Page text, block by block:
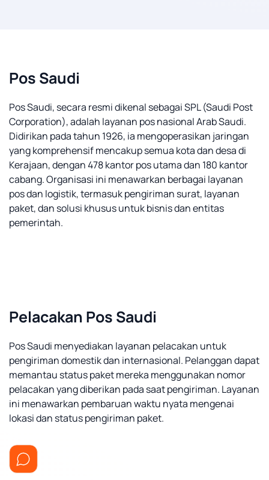
Pos Saudi
Pos Saudi, secara resmi dikenal sebagai SPL (Saudi Post
Corporation), adalah layanan pos nasional Arab Saudi.
Didirikan pada tahun 1926, ia mengoperasikan jaringan
yang komprehensif mencakup semua kota dan desa di
Kerajaan, dengan 478 kantor pos utama dan 180 kantor
cabang. Organisasi ini menawarkan berbagai layanan
pos dan logistik, termasuk pengiriman surat, layanan
paket, dan solusi khusus untuk bisnis dan entitas
pemerintah.
Pelacakan Pos Saudi
Pos Saudi menyediakan layanan pelacakan untuk
pengiriman domestik dan internasional. Pelanggan dapat
memantau status paket mereka menggunakan nomor
pelacakan yang diberikan pada saat pengiriman. Layanan
ini menawarkan pembaruan waktu nyata mengenai
lokasi dan status pengiriman paket.